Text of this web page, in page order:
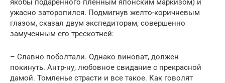
якобы подаренного пленным японским маркизом) и
ужасно заторопился. Подмигнув желто-коричневым
глазом, сказал двум экспедиторам, совершенно
замученным его трескотней:
– Славно поболтали. Однако виноват, должен
покинуть. Антр-ну, любовное свидание с прекрасной
дамой. Томленье страсти и все такое. Как говолят